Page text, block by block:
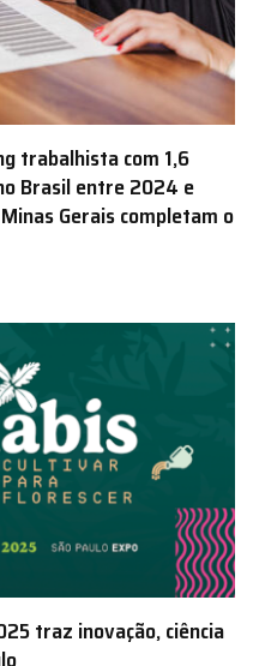
trabalhista com 1,6
Brasil entre 2024 e
Gerais completam o
traz inovação, ciência